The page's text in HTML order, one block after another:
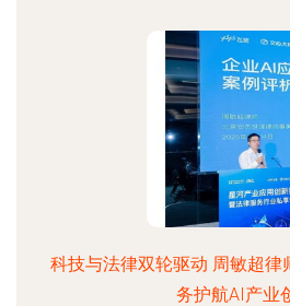
科技与法律双轮驱动 周敏超律
务护航AI产业